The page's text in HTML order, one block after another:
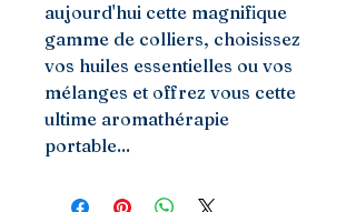
aujourd'hui cette magnifique
gamme de colliers, choisissez
vos huiles essentielles ou vos
mélanges et offrez vous cette
ultime aromathérapie
portable...